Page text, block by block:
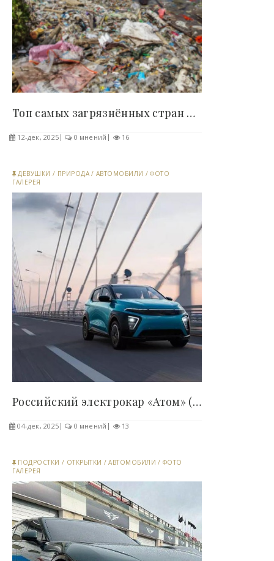
Топ самых загрязнённых стран мира (14 фото) -..
12-дек, 2025 0 мнений 16
ДЕВУШКИ / ПРИРОДА / АВТОМОБИЛИ /ФОТО
ГАЛЕРЕЯ
Российский электрокар «Атом» (7 фото) - «Хорошее..
04-дек, 2025 0 мнений 13
ПОДРОСТКИ / ОТКРЫТКИ /АВТОМОБИЛИ / ФОТО
ГАЛЕРЕЯ